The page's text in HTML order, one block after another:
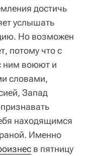
достичь
услышать
Но возможен
потому что с
ним воюют и
словами,
Запад
находящимся
Именно
в пятницу